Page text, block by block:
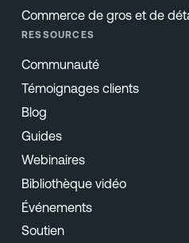
Commerce de gros et de
RESSOURCES
Communauté
Témoignages clients
Blog
Guides
Webinaires
Bibliothèque vidéo
Événements
Soutien